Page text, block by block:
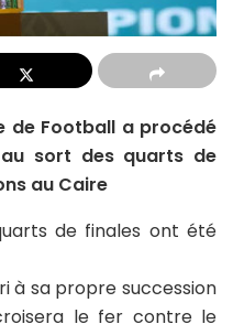
de Football a procédé
sort des quarts de
au Caire
de finales ont été
à sa propre succession
le fer contre le